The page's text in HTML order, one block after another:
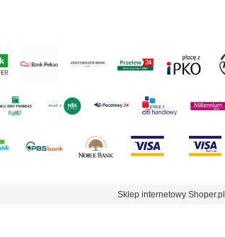
Sklep internetowy Shoper.pl